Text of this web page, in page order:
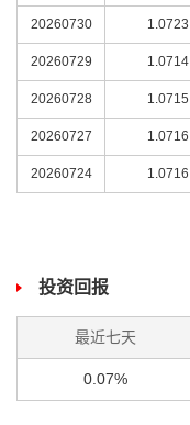
20260730 1.0723
20260729 1.0714
20260728 1.0715
20260727 1.0716
20260724 1.0716
投资回报
最近七天
0.07%